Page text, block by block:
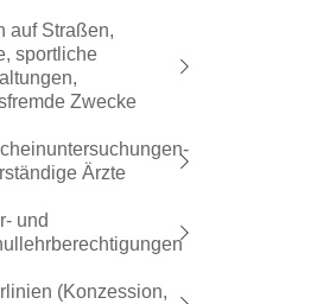
auf Straßen,
sportliche
Zwecke
Ärzte
und
(Konzession,